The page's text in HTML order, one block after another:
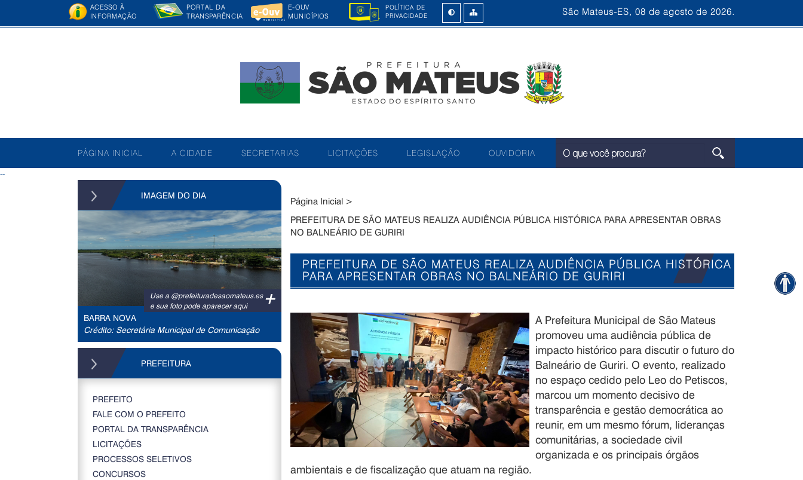
ACESSO À
INFORMAÇÃO
PORTAL DA
TRANSPARÊNCIA
E-OUV
MUNICÍPIOS
POLÍTICA DE
PRIVACIDADE
São Mateus-ES, 08 de agosto de 2026.
PÁGINA INICIAL A CIDADE SECRETARIAS LICITAÇÕES LEGISLAÇÃO OUVIDORIA
--
IMAGEM DO DIA
+
Use a @prefeituradesaomateus.es
e sua foto pode aparecer aqui
BARRA NOVA
Crédito: Secretária Municipal de Comunicação
PREFEITURA
PREFEITO
FALE COM O PREFEITO
PORTAL DA TRANSPARÊNCIA
LICITAÇÕES
PROCESSOS SELETIVOS
CONCURSOS
Página Inicial >
PREFEITURA DE SÃO MATEUS REALIZA AUDIÊNCIA PÚBLICA HISTÓRICA PARA APRESENTAR OBRAS
NO BALNEÁRIO DE GURIRI
PREFEITURA DE SÃO MATEUS REALIZA AUDIÊNCIA PÚBLICA HISTÓRICA
PARA APRESENTAR OBRAS NO BALNEÁRIO DE GURIRI
A Prefeitura Municipal de São Mateus
promoveu uma audiência pública de
impacto histórico para discutir o futuro do
Balneário de Guriri. O evento, realizado
no espaço cedido pelo Leo do Petiscos,
marcou um momento decisivo de
transparência e gestão democrática ao
reunir, em um mesmo fórum, lideranças
comunitárias, a sociedade civil
organizada e os principais órgãos
ambientais e de fiscalização que atuam na região.